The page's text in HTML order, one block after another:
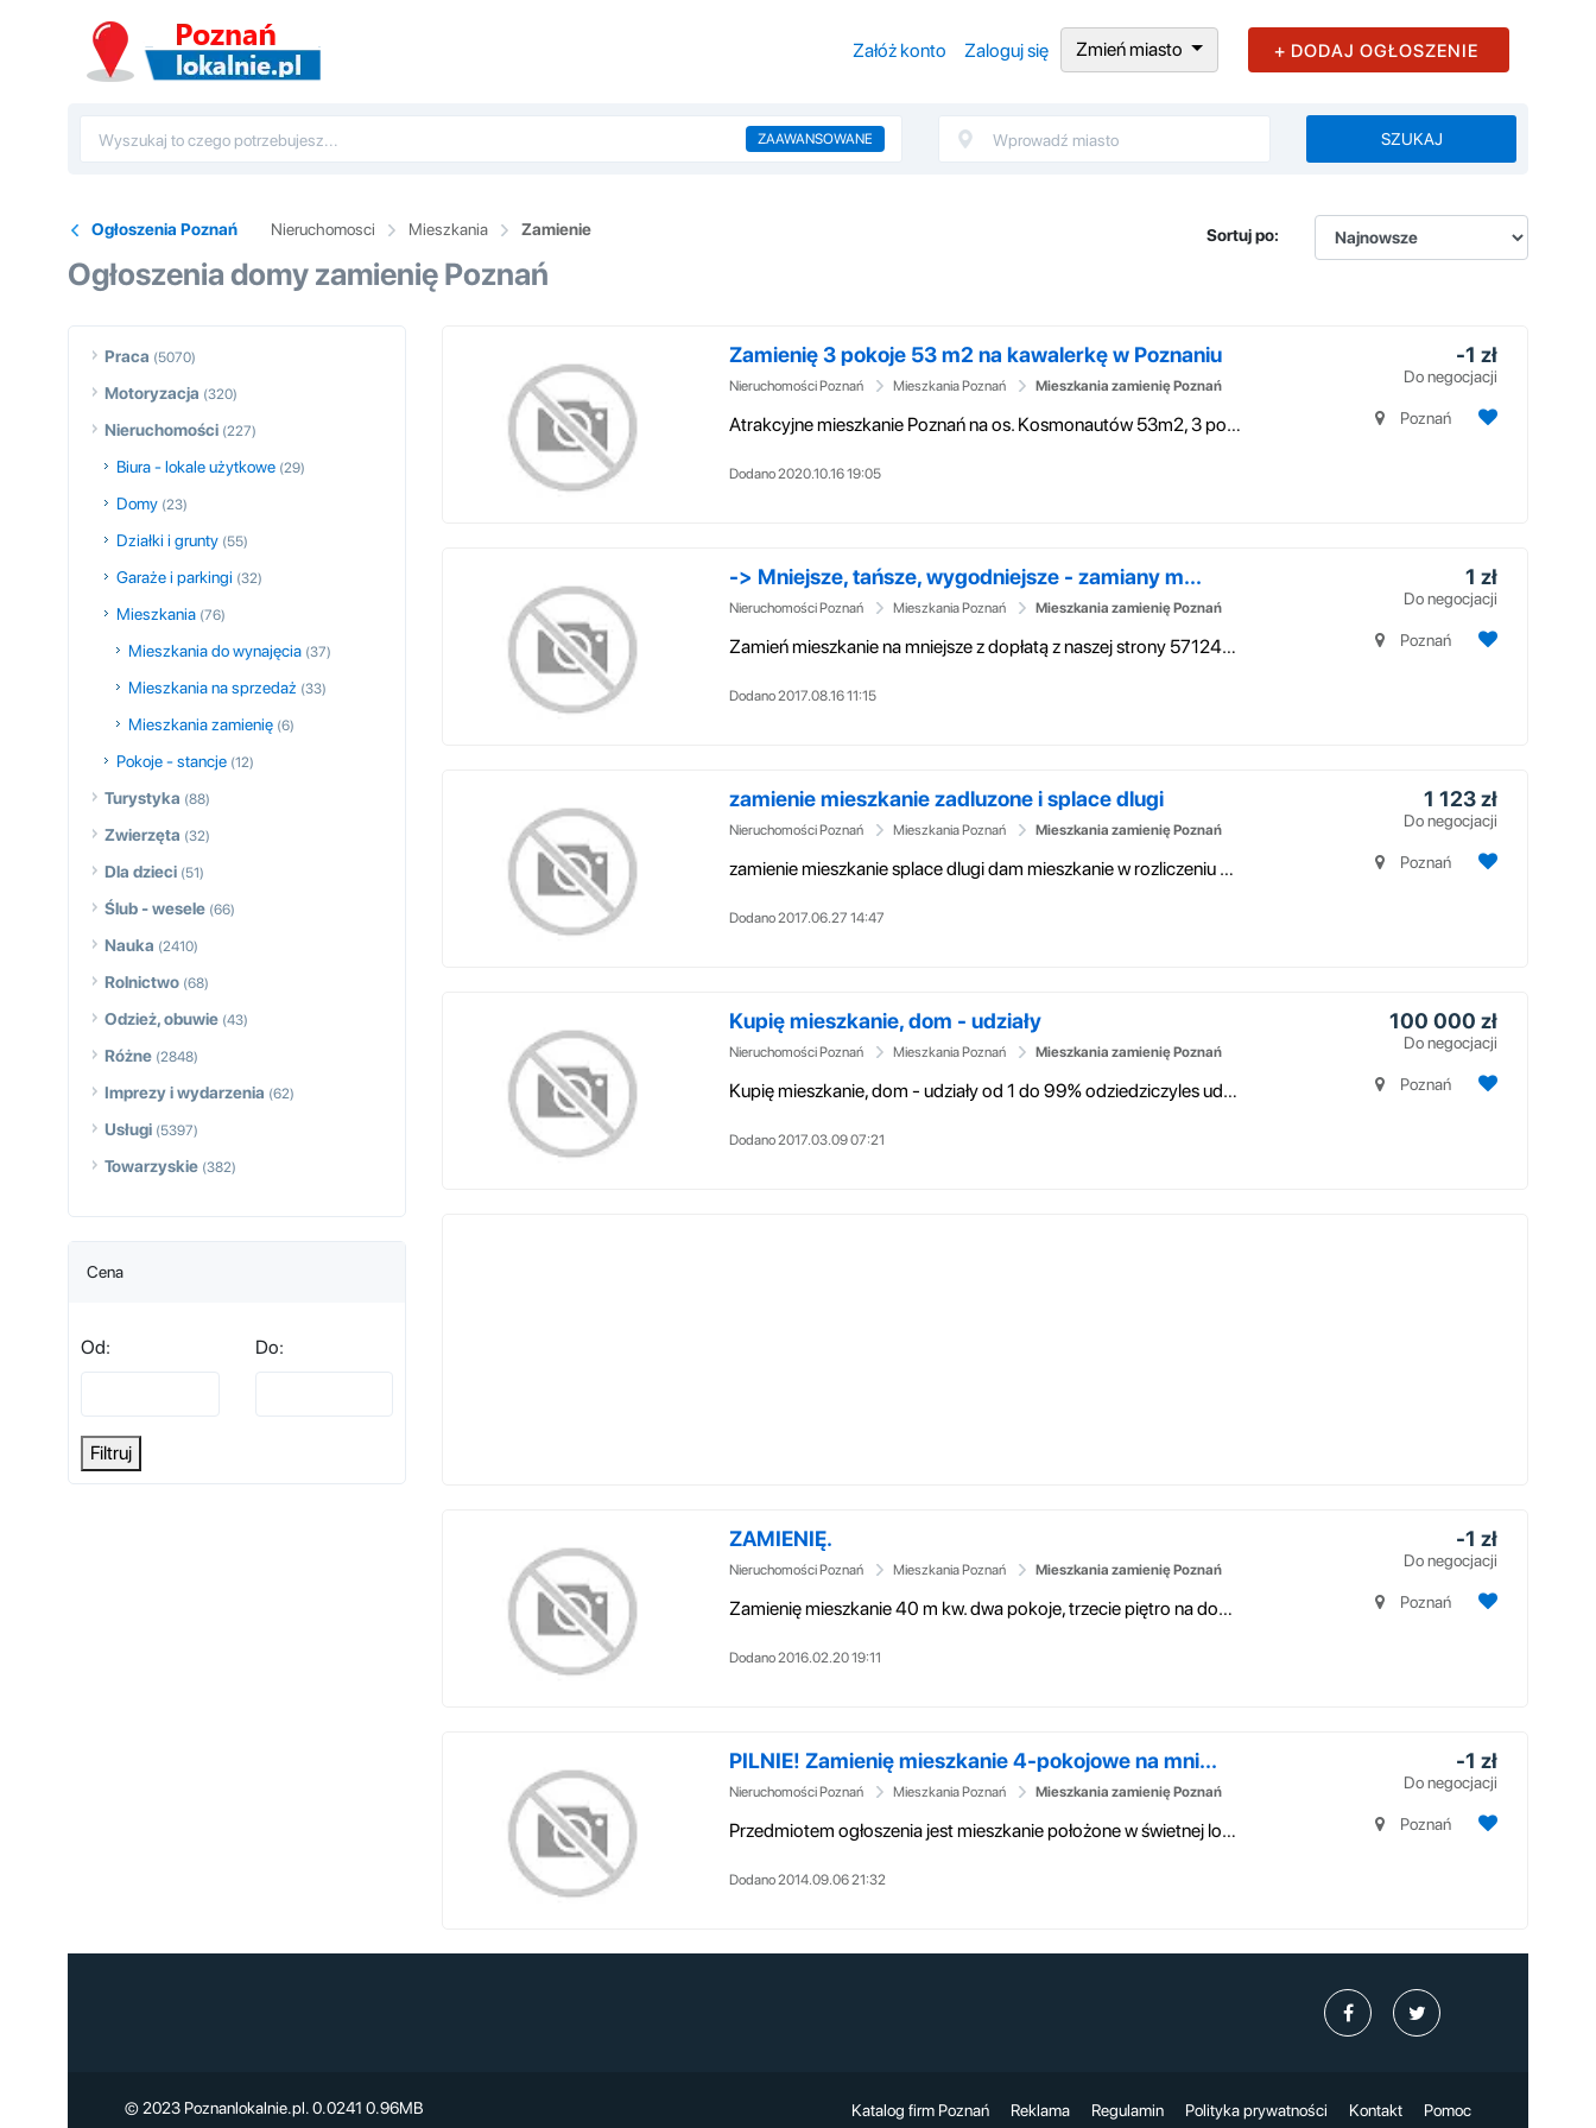
Załóż konto Zaloguj się Zmień miasto + DODAJ OGŁOSZENIE
ZAAWANSOWANE SZUKAJ
Ogłoszenia Poznań Nieruchomosci Mieszkania Zamienie
Ogłoszenia domy zamienię Poznań
Sortuj po:
Praca (5070)
Motoryzacja (320)
Nieruchomości (227)
Biura - lokale użytkowe (29)
Domy (23)
Działki i grunty (55)
Garaże i parkingi (32)
Mieszkania (76)
Mieszkania do wynajęcia (37)
Mieszkania na sprzedaż (33)
Mieszkania zamienię (6)
Pokoje - stancje (12)
Turystyka (88)
Zwierzęta (32)
Dla dzieci (51)
Ślub - wesele (66)
Nauka (2410)
Rolnictwo (68)
Odzież, obuwie (43)
Różne (2848)
Imprezy i wydarzenia (62)
Usługi (5397)
Towarzyskie (382)
Cena
Od: Do:
Filtruj
Zamienię 3 pokoje 53 m2 na kawalerkę w Poznaniu
Nieruchomości Poznań Mieszkania Poznań Mieszkania zamienię Poznań
Atrakcyjne mieszkanie Poznań na os. Kosmonautów 53m2, 3 pokoje,kuchnia, ...
Dodano 2020.10.16 19:05
-1 zł
Do negocjacji
Poznań
-> Mniejsze, tańsze, wygodniejsze - zamiany m...
Nieruchomości Poznań Mieszkania Poznań Mieszkania zamienię Poznań
Zamień mieszkanie na mniejsze z dopłatą z naszej strony 571243479
Dodano 2017.08.16 11:15
1 zł
Do negocjacji
Poznań
zamienie mieszkanie zadluzone i splace dlugi
Nieruchomości Poznań Mieszkania Poznań Mieszkania zamienię Poznań
zamienie mieszkanie splace dlugi dam mieszkanie w rozliczeniu 571243479
Dodano 2017.06.27 14:47
1 123 zł
Do negocjacji
Poznań
Kupię mieszkanie, dom - udziały
Nieruchomości Poznań Mieszkania Poznań Mieszkania zamienię Poznań
Kupię mieszkanie, dom - udziały od 1 do 99% odziedziczyles udzialy i chc...
Dodano 2017.03.09 07:21
100 000 zł
Do negocjacji
Poznań
ZAMIENIĘ.
Nieruchomości Poznań Mieszkania Poznań Mieszkania zamienię Poznań
Zamienię mieszkanie 40 m kw. dwa pokoje, trzecie piętro na domek jednoro...
Dodano 2016.02.20 19:11
-1 zł
Do negocjacji
Poznań
PILNIE! Zamienię mieszkanie 4-pokojowe na mni...
Nieruchomości Poznań Mieszkania Poznań Mieszkania zamienię Poznań
Przedmiotem ogłoszenia jest mieszkanie położone w świetnej lokalizacji w...
Dodano 2014.09.06 21:32
-1 zł
Do negocjacji
Poznań
© 2023 Poznanlokalnie.pl. 0.0241 0.96MB Katalog firm Poznań Reklama Regulamin Polityka prywatności Kontakt Pomoc